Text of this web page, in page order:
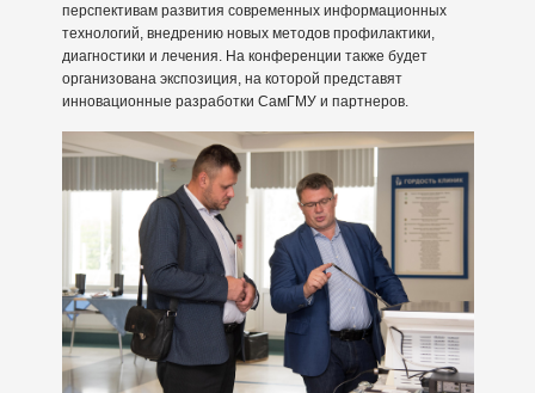
перспективам развития современных информационных
технологий, внедрению новых методов профилактики,
диагностики и лечения. На конференции также будет
организована экспозиция, на которой представят
инновационные разработки СамГМУ и партнеров.